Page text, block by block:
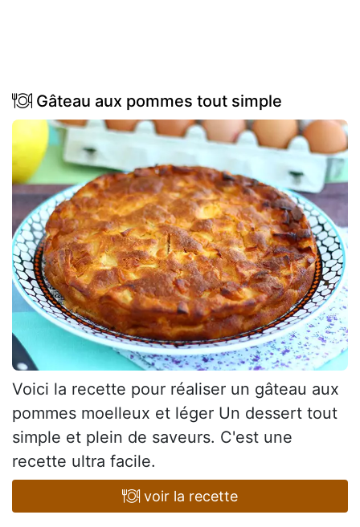
Gâteau aux pommes tout simple
Voici la recette pour réaliser un gâteau aux
pommes moelleux et léger Un dessert tout
simple et plein de saveurs. C'est une
recette ultra facile.
voir la recette